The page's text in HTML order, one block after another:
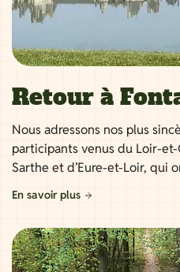
Retour à
Nous adressons nos plus
participants venus du Loir-
Sarthe et d’Eure-et-Loir, qui
En savoir plus